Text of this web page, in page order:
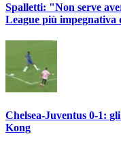
Spalletti: "Non serve
League più impegnativa
Chelsea-Juventus 0-1:
Kong